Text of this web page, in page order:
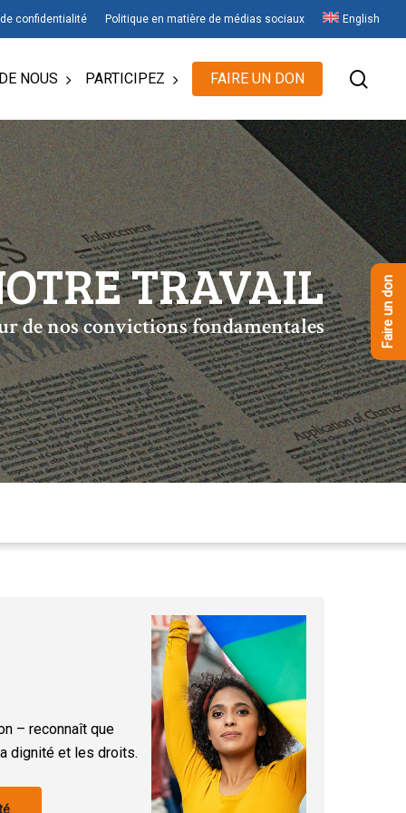
confidentialité Politique en matière de médias sociaux English
NOUS PARTICIPEZ FAIRE UN DON
TRAVAIL
de nos convictions fondamentales
– reconnaît que
dignité et les droits.
Faire un don